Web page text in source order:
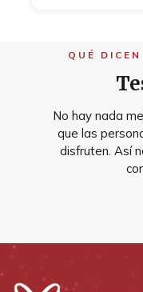
QUÉ
No hay nada
que las
disfruten. Así